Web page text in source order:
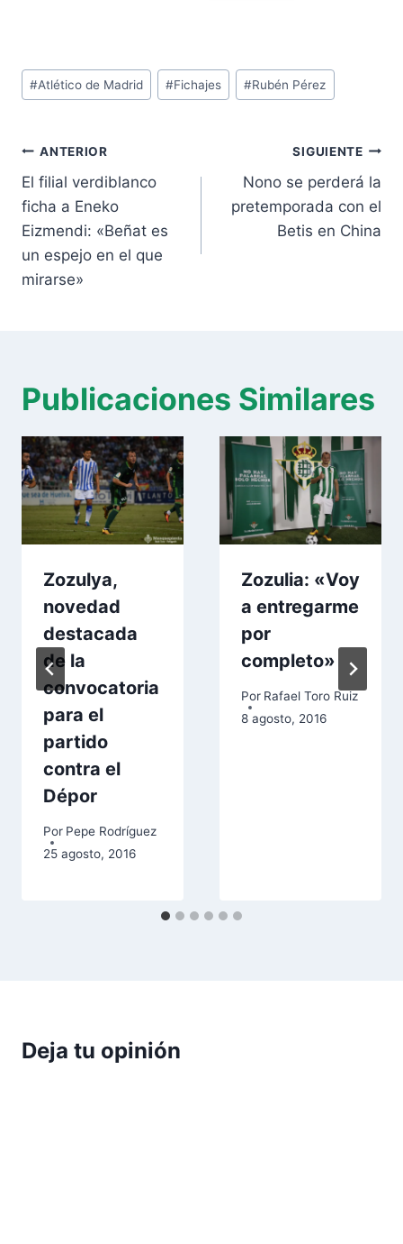
Etiquetas
de
entrada:
#Atlético de Madrid #Fichajes #Rubén Pérez
Navegación
de
entradas
ANTERIOR
El filial verdiblanco
ficha a Eneko
Eizmendi: «Beñat es
un espejo en el que
mirarse»
SIGUIENTE
Nono se perderá la
pretemporada con el
Betis en China
Publicaciones Similares
Zozulya,
novedad
destacada
de la
convocatoria
para el
partido
contra el
Dépor
Por Pepe Rodríguez
25 agosto, 2016
Zozulia: «Voy
a entregarme
por
completo»
Por Rafael Toro Ruiz
8 agosto, 2016
Deja tu opinión